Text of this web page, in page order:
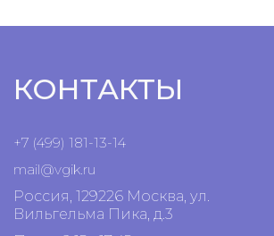
КОНТАКТЫ
+7 (499) 181-13-14
mail@vgik.ru
Россия, 129226 Москва, ул.
Вильгельма Пика, д.3